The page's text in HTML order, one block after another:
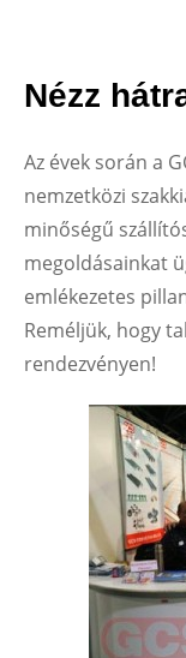
Nézz
Az évek során a
nemzetközi
minőségű
megoldásainkat
emlékezetes
Reméljük, hogy
rendezvényen!